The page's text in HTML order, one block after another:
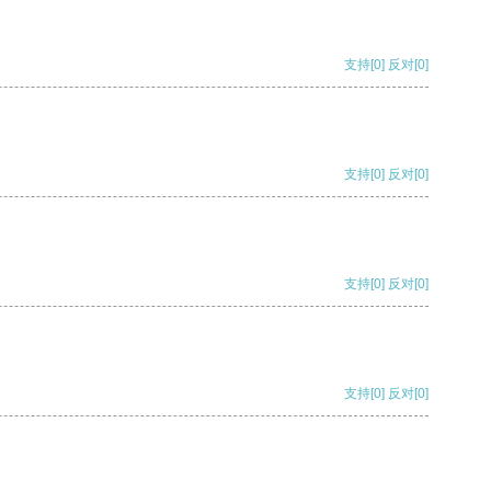
支持[0] 反对[0]
支持[0] 反对[0]
支持[0] 反对[0]
支持[0] 反对[0]